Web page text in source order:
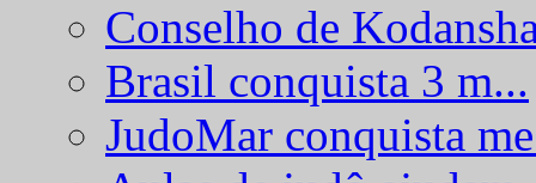
Conselho de
Brasil conquista 3 m...
JudoMar conquista